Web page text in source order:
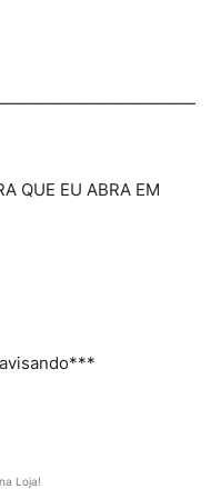
QUE EU ABRA EM
Loja!